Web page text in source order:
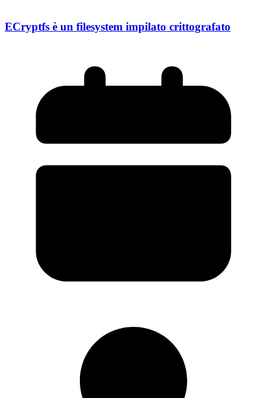
ECryptfs è un filesystem impilato crittografato